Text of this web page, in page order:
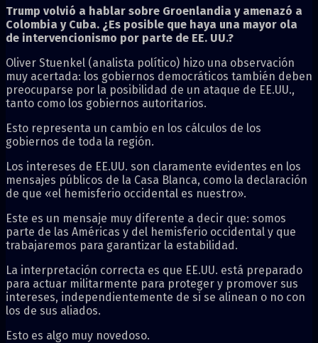
Trump volvió a hablar sobre Groenlandia y amenazó a
Colombia y Cuba. ¿Es posible que haya una mayor ola
de intervencionismo por parte de EE. UU.?
Oliver Stuenkel (analista político) hizo una observación
muy acertada: los gobiernos democráticos también deben
preocuparse por la posibilidad de un ataque de EE.UU.,
tanto como los gobiernos autoritarios.
Esto representa un cambio en los cálculos de los
gobiernos de toda la región.
Los intereses de EE.UU. son claramente evidentes en los
mensajes públicos de la Casa Blanca, como la declaración
de que «el hemisferio occidental es nuestro».
Este es un mensaje muy diferente a decir que: somos
parte de las Américas y del hemisferio occidental y que
trabajaremos para garantizar la estabilidad.
La interpretación correcta es que EE.UU. está preparado
para actuar militarmente para proteger y promover sus
intereses, independientemente de si se alinean o no con
los de sus aliados.
Esto es algo muy novedoso.